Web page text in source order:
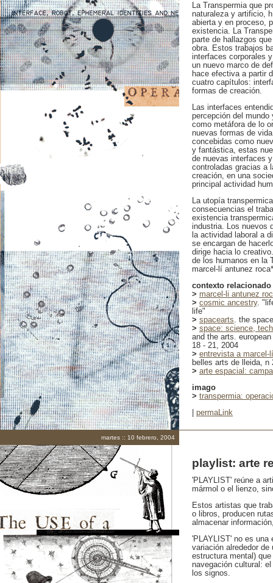
La Transpermia que
naturaleza y artificio,
abierta y en proceso,
existencia. La
parte de hallazgos
obra. Estos trabajos
interfaces corporales
un nuevo marco de
hace efectiva a partir
cuatro capítulos:
formas de creación.
Las interfaces
percepción del
como metáfora de lo
nuevas formas de
concebidas como
y fantástica, estas
de nuevas interfaces
controladas gracias a
creación, en una
principal actividad
La utopía
consecuencias el
existencia
industria. Los nuevos
la actividad laboral a
se encargan de
dirige hacia lo
de los humanos en la
marcel-lí antunez
contexto relacionado
> marcel-li antunez
> cosmic ancestry.
life"
> spacearts. the
> space: science,
and the arts.
18 - 21, 2004
> entrevista a marcel-
belles arts de lleida,
> arte espacial:
imago
> transpermia:
permaLink
martes :: 10 febrero, 2004
playlist: arte
'PLAYLIST' reúne a
mármol o el lienzo,
Estos artistas que
o libros, producen
almacenar
'PLAYLIST' no es una
variación alrededor
estructura mental)
navegación cultural:
los signos.